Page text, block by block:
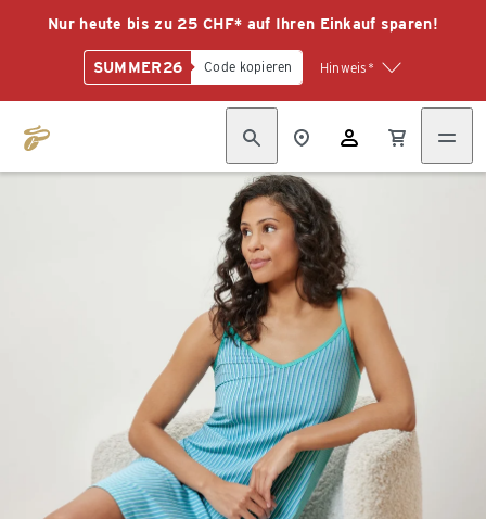
Nur heute bis zu 25 CHF* auf Ihren Einkauf sparen!
SUMMER26 Code kopieren Hinweis*